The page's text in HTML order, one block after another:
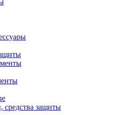
средства защиты